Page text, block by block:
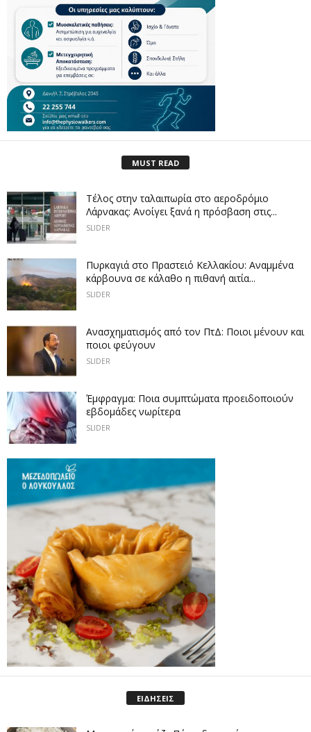
MUST READ
Tέλος στην ταλαιπωρία στο αεροδρόμιο
Λάρνακας: Ανοίγει ξανά η πρόσβαση στις...
SLIDER
Πυρκαγιά στο Πραστειό Κελλακίου: Αναμμένα
κάρβουνα σε κάλαθο η πιθανή αιτία...
SLIDER
Ανασχηματισμός από τον ΠτΔ: Ποιοι μένουν και
ποιοι φεύγουν
SLIDER
Έμφραγμα: Ποια συμπτώματα προειδοποιούν
εβδομάδες νωρίτερα
SLIDER
ΕΙΔΗΣΕΙΣ